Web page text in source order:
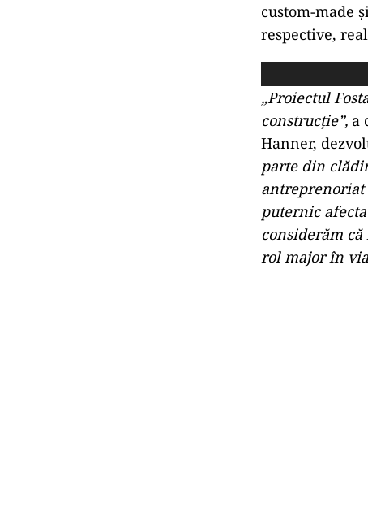
custom-made
respective,
„Proiectul
construcție”, a
Hanner,
parte din
antreprenoriat
puternic
considerăm
rol major în